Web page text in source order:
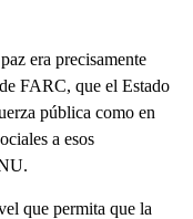
era precisamente
FARC, que el Estado
pública como en
a esos
que permita que la